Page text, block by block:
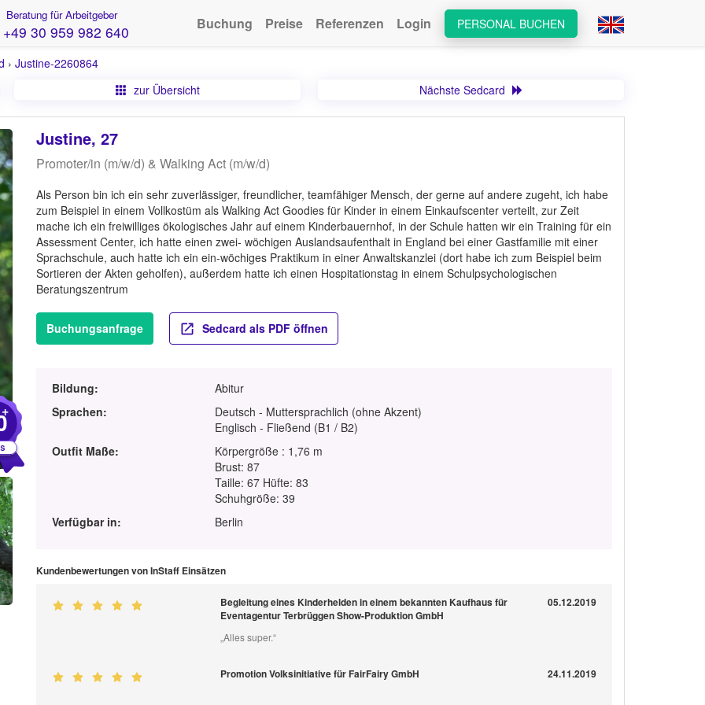
Beratung für Arbeitgeber
+49 30 959 982 640 PERSONAL BUCHEN
Buchung Preise Referenzen Login
› Justine-2260864
zur Übersicht
Nächste Sedcard
+
Justine, 27
Promoter/in (m/w/d) & Walking Act (m/w/d)
Als Person bin ich ein sehr zuverlässiger, freundlicher, teamfähiger Mensch, der gerne auf andere zugeht, ich habe
zum Beispiel in einem Vollkostüm als Walking Act Goodies für Kinder in einem Einkaufscenter verteilt, zur Zeit
mache ich ein freiwilliges ökologisches Jahr auf einem Kinderbauernhof, in der Schule hatten wir ein Training für ein
Assessment Center, ich hatte einen zwei- wöchigen Auslandsaufenthalt in England bei einer Gastfamilie mit einer
Sprachschule, auch hatte ich ein ein-wöchiges Praktikum in einer Anwaltskanzlei (dort habe ich zum Beispiel beim
Sortieren der Akten geholfen), außerdem hatte ich einen Hospitationstag in einem Schulpsychologischen
Beratungszentrum
Buchungsanfrage Sedcard als PDF öffnen
Bildung:
Abitur
Sprachen:
Deutsch - Muttersprachlich (ohne Akzent)
Englisch - Fließend (B1 / B2)
Outfit Maße:
Körpergröße : 1,76 m
Brust: 87
Taille: 67 Hüfte: 83
Schuhgröße: 39
Verfügbar in:
Berlin
Kundenbewertungen von InStaff Einsätzen
Begleitung eines Kinderhelden in einem bekannten Kaufhaus für
Eventagentur Terbrüggen Show-Produktion GmbH
05.12.2019
„Alles super.“
Promotion Volksinitiative für FairFairy GmbH 24.11.2019